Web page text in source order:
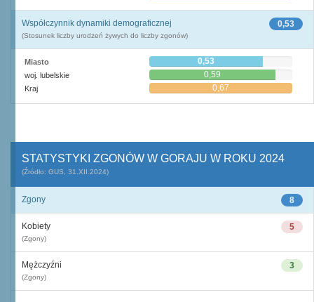
0,53
Współczynnik dynamiki demograficznej
(Stosunek liczby urodzeń żywych do liczby zgonów)
Miasto 0,53
woj. lubelskie 0,59
Kraj 0,67
STATYSTYKI ZGONÓW W GORAJU W ROKU 2024
(Źródło: GUS, 31.XII.2024)
8
Zgony
5
Kobiety
(Zgony)
3
Mężczyźni
(Zgony)